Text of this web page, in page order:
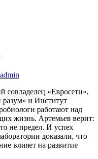
admin
совладе­лец «Евросети»,
и Институт
работают над
жизнь. Артемьев верит:
не предел. И успех
доказали, что
влияет на развитие